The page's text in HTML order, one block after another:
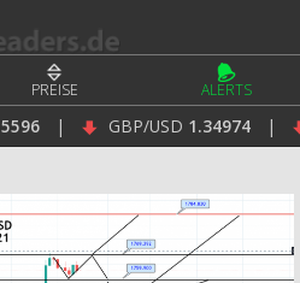
PREISE ALERTS
| GBP/USD1.34974 |